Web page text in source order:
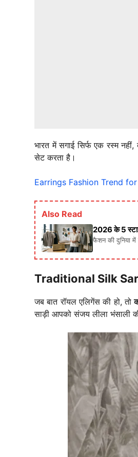
भारत में सगाई सिर्फ एक रस्म
सेट करता है।
Earrings Fashion Trend
Also Read
2026 के 5
फैशन की दुनिया
Traditional Silk
जब बात रॉयल एलिगेंस की हो, तो
साड़ी आपको संजय लीला भंसाली